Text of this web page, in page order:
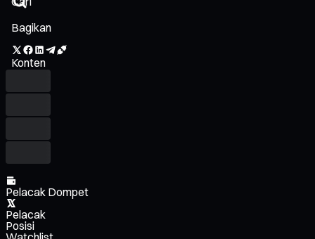
Bagikan
Konten
Pelacak Dompet
Pelacak
Posisi